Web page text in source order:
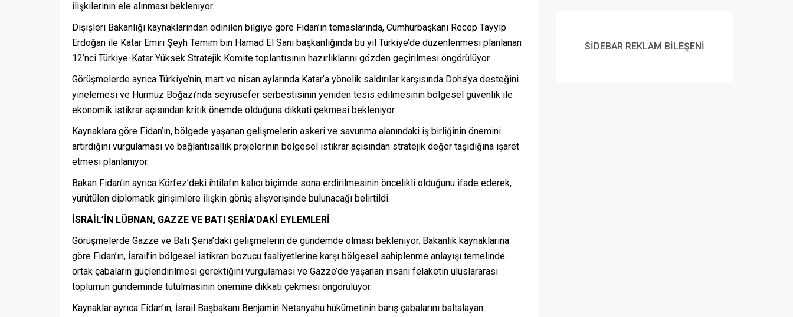
ilişkilerinin ele alınması bekleniyor.
Dışişleri Bakanlığı kaynaklarından edinilen bilgiye göre Fidan’ın temaslarında, Cumhurbaşkanı Recep Tayyip
Erdoğan ile Katar Emiri Şeyh Temim bin Hamad El Sani başkanlığında bu yıl Türkiye’de düzenlenmesi planlanan
12’nci Türkiye-Katar Yüksek Stratejik Komite toplantısının hazırlıklarını gözden geçirilmesi öngörülüyor.
Görüşmelerde ayrıca Türkiye’nin, mart ve nisan aylarında Katar’a yönelik saldırılar karşısında Doha’ya desteğini
yinelemesi ve Hürmüz Boğazı’nda seyrüsefer serbestisinin yeniden tesis edilmesinin bölgesel güvenlik ile
ekonomik istikrar açısından kritik önemde olduğuna dikkati çekmesi bekleniyor.
Kaynaklara göre Fidan’ın, bölgede yaşanan gelişmelerin askeri ve savunma alanındaki iş birliğinin önemini
artırdığını vurgulaması ve bağlantısallık projelerinin bölgesel istikrar açısından stratejik değer taşıdığına işaret
etmesi planlanıyor.
Bakan Fidan’ın ayrıca Körfez’deki ihtilafın kalıcı biçimde sona erdirilmesinin öncelikli olduğunu ifade ederek,
yürütülen diplomatik girişimlere ilişkin görüş alışverişinde bulunacağı belirtildi.
İSRAİL’İN LÜBNAN, GAZZE VE BATI ŞERİA’DAKİ EYLEMLERİ
Görüşmelerde Gazze ve Batı Şeria’daki gelişmelerin de gündemde olması bekleniyor. Bakanlık kaynaklarına
göre Fidan’ın, İsrail’in bölgesel istikrarı bozucu faaliyetlerine karşı bölgesel sahiplenme anlayışı temelinde
ortak çabaların güçlendirilmesi gerektiğini vurgulaması ve Gazze’de yaşanan insani felaketin uluslararası
toplumun gündeminde tutulmasının önemine dikkati çekmesi öngörülüyor.
Kaynaklar ayrıca Fidan’ın, İsrail Başbakanı Benjamin Netanyahu hükümetinin barış çabalarını baltalayan
SİDEBAR REKLAM BİLEŞENİ